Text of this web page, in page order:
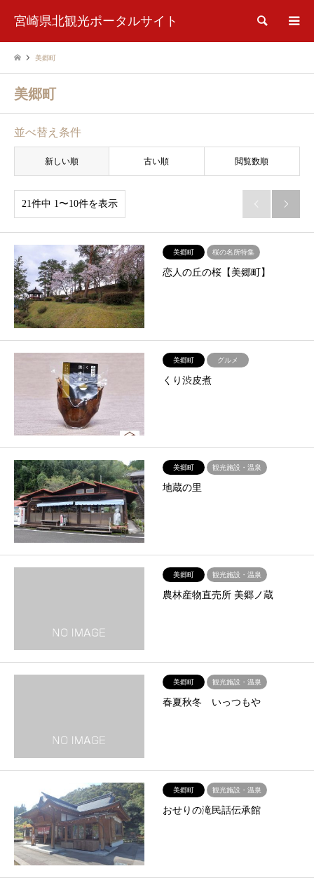
宮崎県北観光ポータルサイト 検索
美郷町
美郷町
並べ替え条件
新しい順 古い順 閲覧数順
21件中 1〜10件を表示  
美郷町 桜の名所特集
恋人の丘の桜【美郷町】
美郷町 グルメ
くり渋皮煮
美郷町 観光施設・温泉
地蔵の里
美郷町 観光施設・温泉
農林産物直売所 美郷ノ蔵
美郷町 観光施設・温泉
春夏秋冬 いっつもや
美郷町 観光施設・温泉
おせりの滝民話伝承館